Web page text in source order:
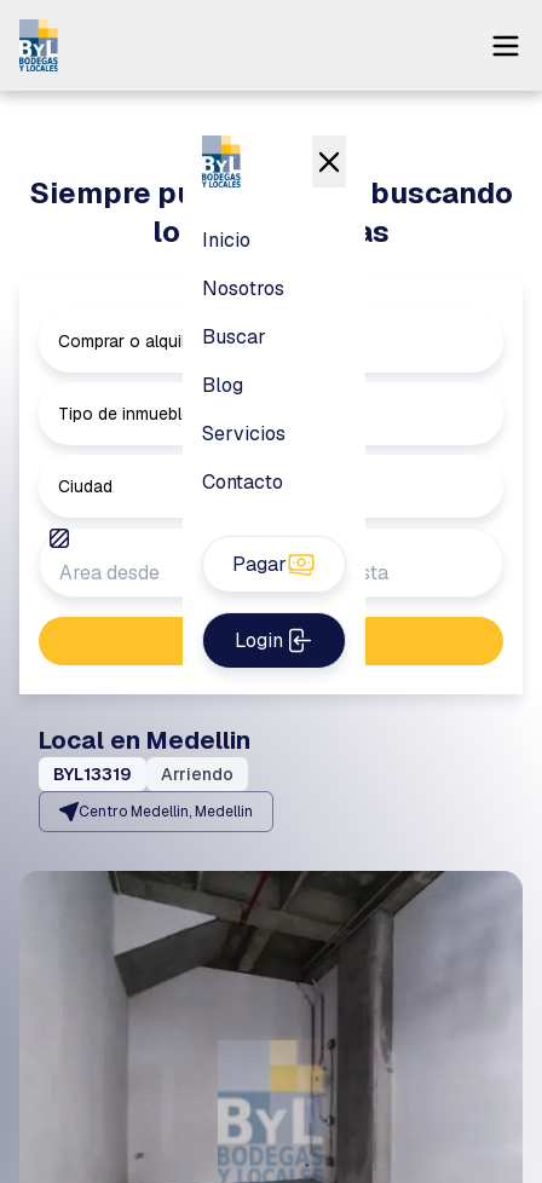
Nosotros
Pagar
Inicio
Nosotros
Buscar
Blog
Servicios
Contacto
Pagar
Login
Siempre puedes seguir buscando
lo que necesitas
Comprar o alquilar
Tipo de inmueble
Ciudad
Buscar propiedad
Local en Medellin
BYL13319 Arriendo
Centro Medellin, Medellin